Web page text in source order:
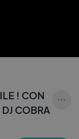
! CON
COBRA